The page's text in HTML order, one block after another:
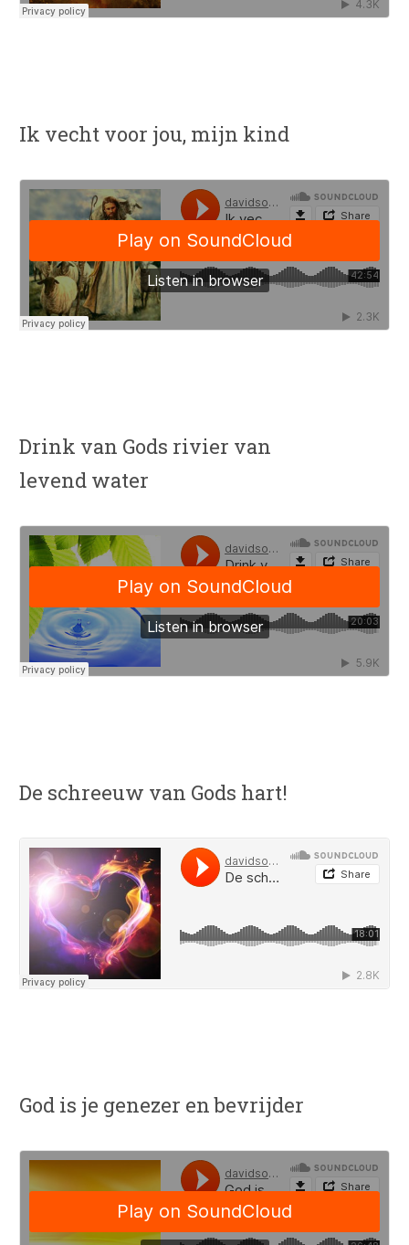
Ik vecht voor jou, mijn kind
Drink van Gods rivier van
levend water
De schreeuw van Gods hart!
God is je genezer en bevrijder